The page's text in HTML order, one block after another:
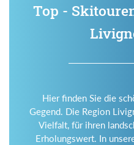
Top -
Hier finden Sie die
Gegend. Die Region
Vielfalt, für ihren
Erholungswert. In